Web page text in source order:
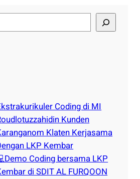
Coding di MI
Kunden
Klaten Kerjasama
LKP Kembar
Coding bersama LKP
di SDIT AL FURQOON